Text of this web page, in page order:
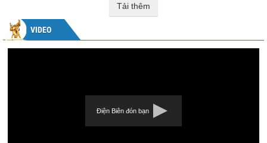
Tải thêm
VIDEO
Điện Biên đón bạn